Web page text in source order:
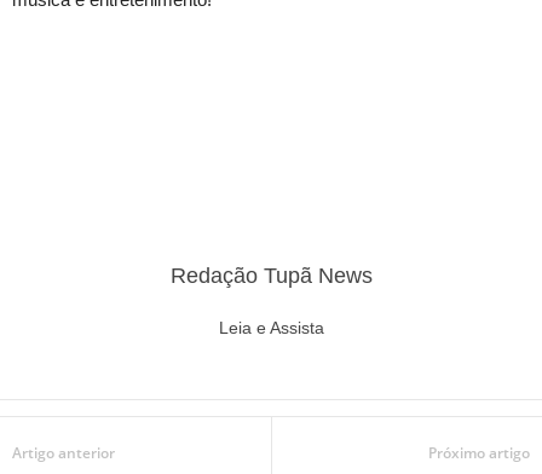
Redação Tupã News
Leia e Assista
Artigo anterior Próximo artigo